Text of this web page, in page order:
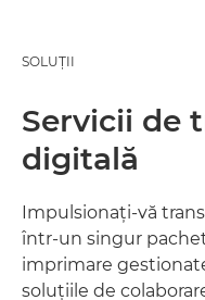
SOLUŢII
Servicii de
digitală
Impulsionaţi-vă
într-un singur
imprimare
soluţiile de